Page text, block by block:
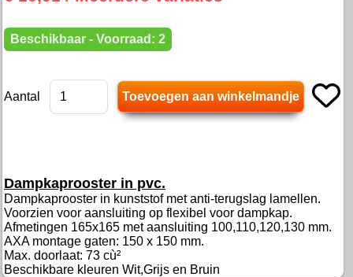
Beschikbaar - Voorraad: 2
Aantal
Dampkaprooster in pvc.
Dampkaprooster in kunststof met anti-terugslag lamellen.
Voorzien voor aansluiting op flexibel voor dampkap.
Afmetingen 165x165 met aansluiting 100,110,120,130 mm.
AXA montage gaten: 150 x 150 mm.
Max. doorlaat: 73 cù²
Beschikbare kleuren Wit,Grijs en Bruin